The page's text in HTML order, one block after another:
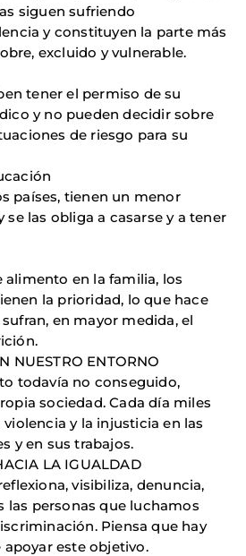
siguen sufriendo
y constituyen la parte más
excluido y vulnerable.
tener el permiso de su
y no pueden decidir sobre
de riesgo para su
países, tienen un menor
se las obliga a casarse y a tener
alimento en la familia, los
la prioridad, lo que hace
en mayor medida, el
NUESTRO ENTORNO
todavía no conseguido,
sociedad. Cada día miles
y la injusticia en las
y en sus trabajos.
LA IGUALDAD
visibiliza, denuncia,
las personas que luchamos
Piensa que hay
este objetivo.